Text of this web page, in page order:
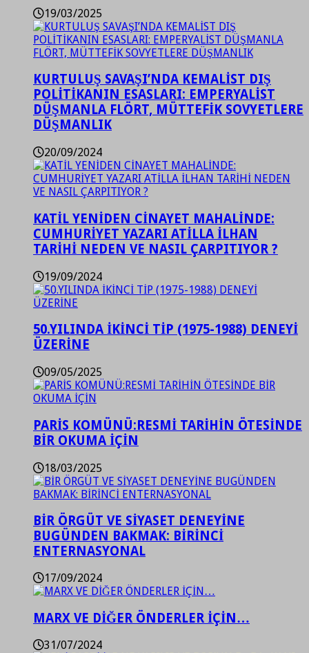
19/03/2025
KURTULUŞ SAVAŞI’NDA KEMALİST DIŞ
POLİTİKANIN ESASLARI: EMPERYALİST
DÜŞMANLA FLÖRT, MÜTTEFİK SOVYETLERE
DÜŞMANLIK
20/09/2024
KATİL YENİDEN CİNAYET MAHALİNDE:
CUMHURİYET YAZARI ATİLLA İLHAN
TARİHİ NEDEN VE NASIL ÇARPITIYOR ?
19/09/2024
50.YILINDA İKİNCİ TİP (1975-1988) DENEYİ
ÜZERİNE
09/05/2025
PARİS KOMÜNÜ:RESMİ TARİHİN ÖTESİNDE
BİR OKUMA İÇİN
18/03/2025
BİR ÖRGÜT VE SİYASET DENEYİNE
BUGÜNDEN BAKMAK: BİRİNCİ
ENTERNASYONAL
17/09/2024
MARX VE DİĞER ÖNDERLER İÇİN…
31/07/2024